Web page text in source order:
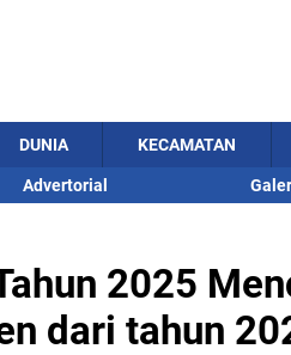
DUNIA KECAMATAN
Advertorial
2025
dari tahun